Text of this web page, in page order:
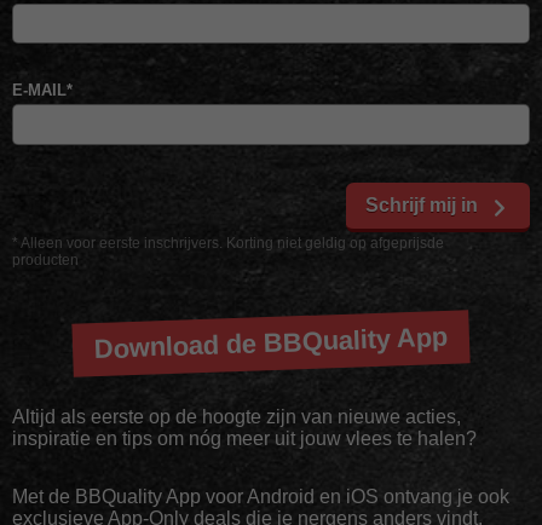
* Alleen voor eerste inschrijvers. Korting niet geldig op afgeprijsde
producten
E-MAIL*
Schrijf mij in
Download de BBQuality App
Altijd als eerste op de hoogte zijn van nieuwe acties,
inspiratie en tips om nóg meer uit jouw vlees te halen?
Met de BBQuality App voor Android en iOS ontvang je ook
exclusieve App-Only deals die je nergens anders vindt.